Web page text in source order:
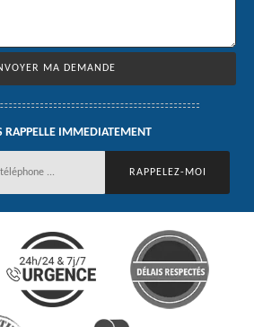
RAPPELLE IMMEDIATEMENT